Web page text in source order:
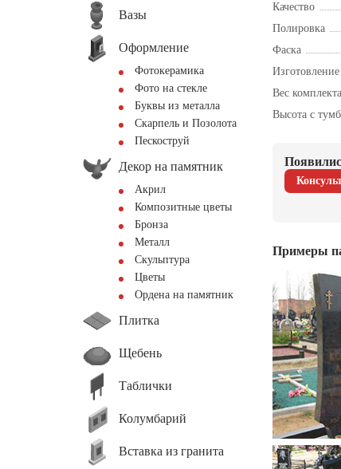
Вазы
Оформление
Фотокерамика
Фото на стекле
Буквы из металла
Скарпель и Позолота
Пескоструй
Декор на памятник
Акрил
Композитные цветы
Бронза
Металл
Скульптура
Цветы
Ордена на памятник
Плитка
Щебень
Таблички
Колумбарий
Вставка из гранита
Качество
Полировка
Фаска
Изготовление
Вес комплекта
Высота с
Примеры